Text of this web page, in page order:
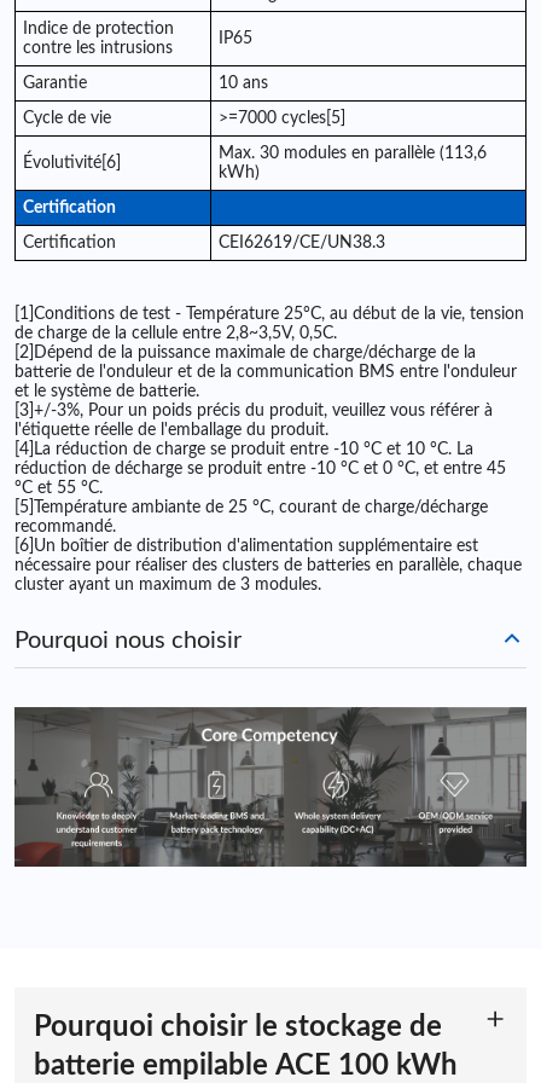
Indice de protection
contre les intrusions
IP65
Garantie 10 ans
Cycle de vie >=7000 cycles[5]
Évolutivité[6]
Max. 30 modules en parallèle (113,6
kWh)
Certification
Certification CEI62619/CE/UN38.3
[1]Conditions de test - Température 25°C, au début de la vie, tension
de charge de la cellule entre 2,8~3,5V, 0,5C.
[2]Dépend de la puissance maximale de charge/décharge de la
batterie de l'onduleur et de la communication BMS entre l'onduleur
et le système de batterie.
[3]+/-3%, Pour un poids précis du produit, veuillez vous référer à
l'étiquette réelle de l'emballage du produit.
[4]La réduction de charge se produit entre -10 °C et 10 °C. La
réduction de décharge se produit entre -10 °C et 0 °C, et entre 45
°C et 55 °C.
[5]Température ambiante de 25 °C, courant de charge/décharge
recommandé.
[6]Un boîtier de distribution d'alimentation supplémentaire est
nécessaire pour réaliser des clusters de batteries en parallèle, chaque
cluster ayant un maximum de 3 modules.
Pourquoi nous choisir
Pourquoi choisir le stockage de
batterie empilable ACE 100 kWh